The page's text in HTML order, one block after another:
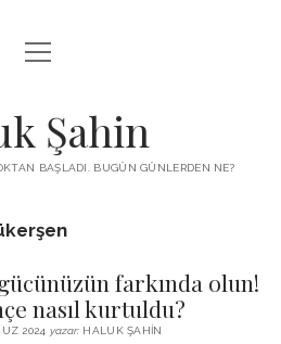
YILDIZI
YAZILARI
ADA
MUTLULUK ÜZERINE
CINAYET
PROGRAMLAR
BIZ KIMIZ?
– LECTURE NOTES
menüyü
aç
Şahin
BAŞLADI. BUGÜN GÜNLERDEN NE?
farkında olun!
nasıl kurtuldu?
2024 yazar: HALUK ŞAHIN